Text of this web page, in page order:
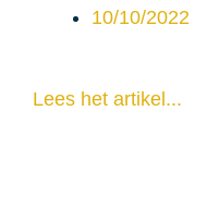
10/10/2022
Lees het artikel...